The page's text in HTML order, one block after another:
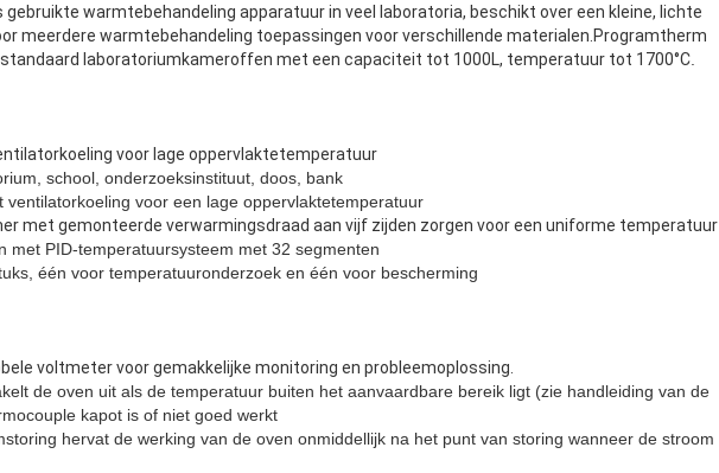
gebruikte warmtebehandeling apparatuur in veel laboratoria, beschikt over een kleine, lichte
meerdere warmtebehandeling toepassingen voor verschillende materialen.Programtherm
laboratoriumkameroffen met een capaciteit tot 1000L, temperatuur tot 1700°C
voor lage oppervlaktetemperatuur
school, onderzoeksinstituut, doos, bank
ventilatorkoeling voor een lage oppervlaktetemperatuur
met gemonteerde verwarmingsdraad aan vijf zijden zorgen voor een uniforme temperatuur
met PID-temperatuursysteem met 32 segmenten
één voor temperatuuronderzoek en één voor bescherming
voltmeter voor gemakkelijke monitoring en probleemoplossing.
de oven uit als de temperatuur buiten het aanvaardbare bereik ligt (zie handleiding van de
kapot is of niet goed werkt
hervat de werking van de oven onmiddellijk na het punt van storing wanneer de stroom